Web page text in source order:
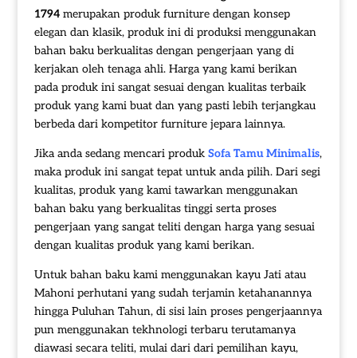
1794merupakan produk furniture dengan konsep
elegan dan klasik, produk ini di produksi menggunakan
bahan baku berkualitas dengan pengerjaan yang di
kerjakan oleh tenaga ahli. Harga yang kami berikan
pada produk ini sangat sesuai dengan kualitas terbaik
produk yang kami buat dan yang pasti lebih terjangkau
berbeda dari kompetitor furniture jepara lainnya.
Jika anda sedang mencari produk Sofa Tamu Minimalis,
maka produk ini sangat tepat untuk anda pilih. Dari segi
kualitas, produk yang kami tawarkan menggunakan
bahan baku yang berkualitas tinggi serta proses
pengerjaan yang sangat teliti dengan harga yang sesuai
dengan kualitas produk yang kami berikan.
Untuk bahan baku kami menggunakan kayu Jati atau
Mahoni perhutani yang sudah terjamin ketahanannya
hingga Puluhan Tahun, di sisi lain proses pengerjaannya
pun menggunakan tekhnologi terbaru terutamanya
diawasi secara teliti, mulai dari dari pemilihan kayu,